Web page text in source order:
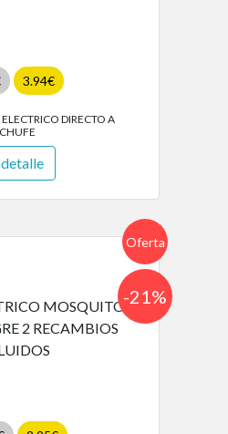
3.94€
DIRECTO A
Oferta
-21%